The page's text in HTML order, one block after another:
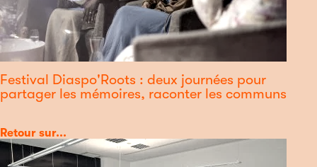
Festival Diaspo'Roots : deux journées pour
partager les mémoires, raconter les communs
Catégorie
Retour sur...